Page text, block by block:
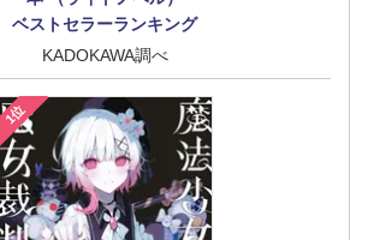
ベストセラーランキング
KADOKAWA調べ
1位